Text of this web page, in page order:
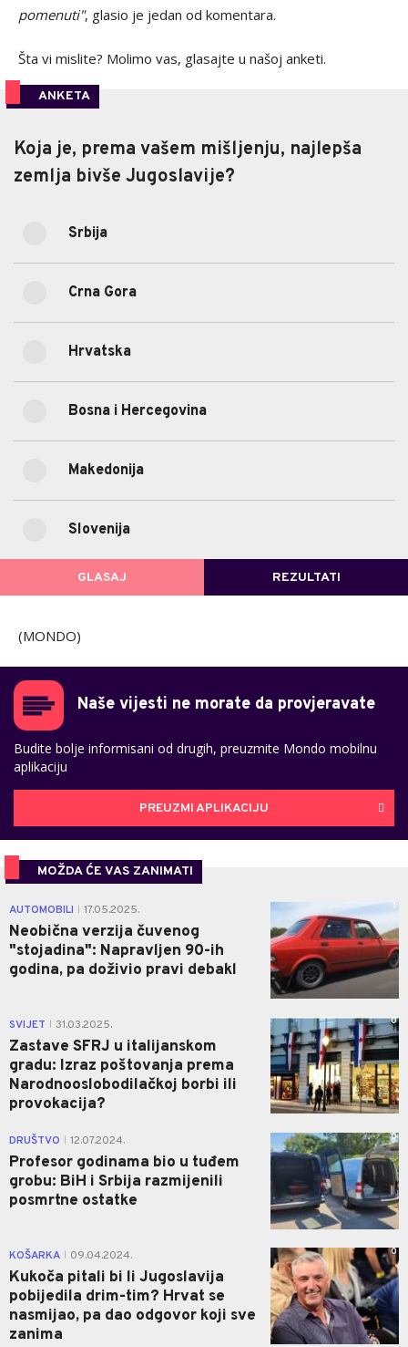
pomenuti", glasio je jedan od komentara.
Šta vi mislite? Molimo vas, glasajte u našoj anketi.
ANKETA
Koja je, prema vašem mišljenju, najlepša
(196)
Bosna i Hercegovina
Makedonija
Slovenija
POVRATAK NA GLASANJE
Koja je, prema vašem mišljenju, najlepša
zemlja bivše Jugoslavije?
Srbija
Crna Gora
Hrvatska
Bosna i Hercegovina
Makedonija
Slovenija
GLASAJ REZULTATI
(MONDO)
Naše vijesti ne morate da provjeravate
Budite bolje informisani od drugih, preuzmite Mondo mobilnu
aplikaciju
PREUZMI APLIKACIJU
MOŽDA ĆE VAS ZANIMATI
AUTOMOBILI 17.05.2025.
Neobična verzija čuvenog
"stojadina": Napravljen 90-ih
godina, pa doživio pravi debakl
1
SVIJET 31.03.2025.
Zastave SFRJ u italijanskom
gradu: Izraz poštovanja prema
Narodnooslobodilačkoj borbi ili
provokacija?
0
DRUŠTVO 12.07.2024.
Profesor godinama bio u tuđem
grobu: BiH i Srbija razmijenili
posmrtne ostatke
0
KOŠARKA 09.04.2024.
Kukoča pitali bi li Jugoslavija
pobijedila drim-tim? Hrvat se
nasmijao, pa dao odgovor koji sve
zanima
0